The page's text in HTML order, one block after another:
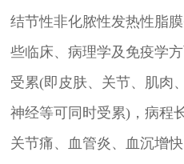
结节性非化脓性发热性脂
些临床、病理学及免疫学
受累(即皮肤、关节、肌肉
神经等可同时受累)，病程
关节痛、血管炎、血沉增快